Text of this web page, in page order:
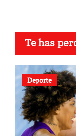
Te has
Deporte